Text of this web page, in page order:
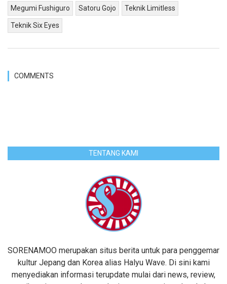
Megumi Fushiguro Satoru Gojo Teknik Limitless
Teknik Six Eyes
COMMENTS
TENTANG KAMI
SORENAMOO merupakan situs berita untuk para penggemar
kultur Jepang dan Korea alias Halyu Wave. Di sini kami
menyediakan informasi terupdate mulai dari news, review,